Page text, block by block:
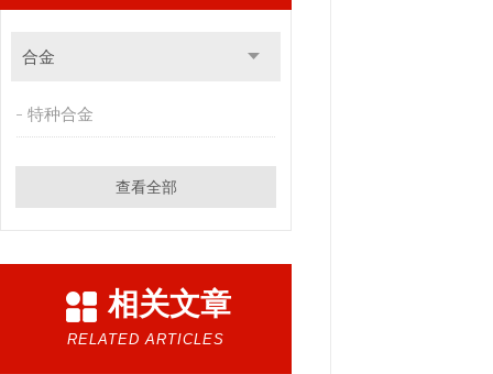
合金
特种合金
查看全部
相关文章
RELATED ARTICLES